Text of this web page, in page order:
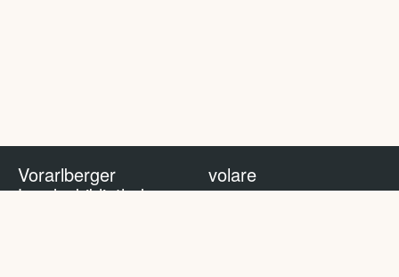
Vorarlberger
Landesbibliothek
volare